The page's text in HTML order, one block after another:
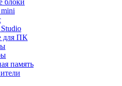
блоки
для ПК
память